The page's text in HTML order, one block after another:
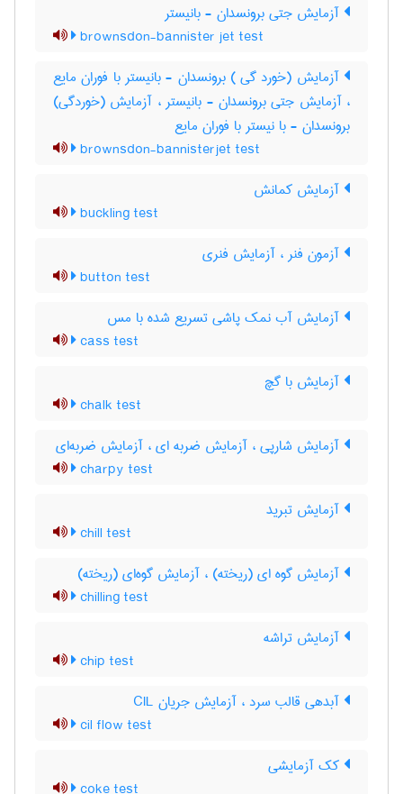
آزمایش جتی برونسدان - بانیستر
brownsdon-bannister jet test
آزمایش (خورد گی ) برونسدان - بانیستر با فوران مایع
، آزمایش جتی برونسدان - بانیستر ، آزمایش (خوردگی)
برونسدان - با نیستر با فوران مایع
brownsdon-bannisterjet test
آزمایش کمانش
buckling test
آزمون فنر ، آزمایش فنری
button test
آزمایش آب نمک پاشی تسریع شده با مس
cass test
آزمایش با گچ
chalk test
آزمایش شارپی ، آزمایش ضربه ای ، آزمایش ضربه‌ای
charpy test
آزمایش تبرید
chill test
آزمایش گوه ای (ریخته) ، آزمایش گوه‌ای (ریخته)
chilling test
آزمایش تراشه
chip test
آبدهی قالب سرد ، آزمایش جریان CIL
cil flow test
کک آزمایشی